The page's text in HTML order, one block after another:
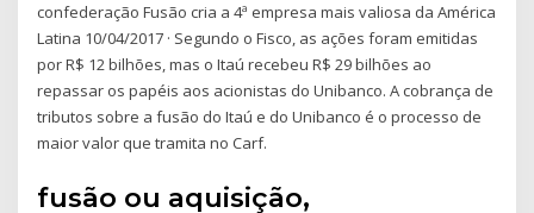
confederação Fusão cria a 4ª empresa mais valiosa da América
Latina 10/04/2017 · Segundo o Fisco, as ações foram emitidas
por R$ 12 bilhões, mas o Itaú recebeu R$ 29 bilhões ao
repassar os papéis aos acionistas do Unibanco. A cobrança de
tributos sobre a fusão do Itaú e do Unibanco é o processo de
maior valor que tramita no Carf.
fusão ou aquisição,